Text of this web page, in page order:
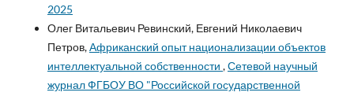
2025
Олег Витальевич Ревинский, Евгений Николаевич
Петров,Африканский опыт национализации объектов
интеллектуальной собственности ,Сетевой научный
журнал ФГБОУ ВО "Российской государственной